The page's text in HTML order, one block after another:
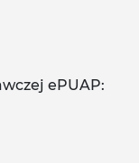
ePUAP: